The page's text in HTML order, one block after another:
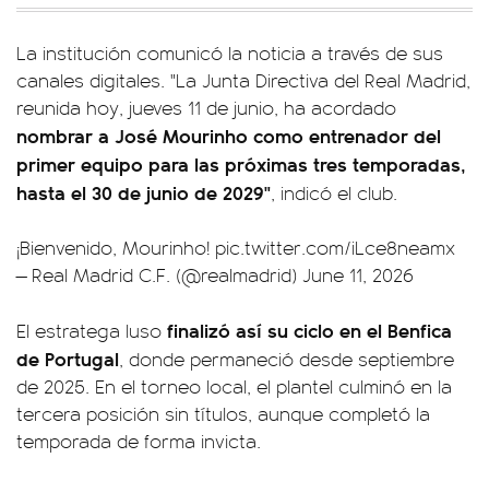
La institución comunicó la noticia a través de sus
canales digitales. "La Junta Directiva del Real Madrid,
reunida hoy, jueves 11 de junio, ha acordado
nombrar a José Mourinho como entrenador del
primer equipo para las próximas tres temporadas,
hasta el 30 de junio de 2029", indicó el club.
¡Bienvenido, Mourinho! pic.twitter.com/iLce8neamx
— Real Madrid C.F. (@realmadrid) June 11, 2026
El estratega luso finalizó así su ciclo en el Benfica
de Portugal, donde permaneció desde septiembre
de 2025. En el torneo local, el plantel culminó en la
tercera posición sin títulos, aunque completó la
temporada de forma invicta.